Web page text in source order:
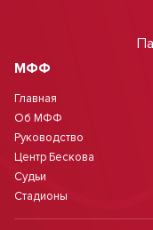
МФФ
Главная
Об МФФ
Руководство
Центр Бескова
Судьи
Стадионы